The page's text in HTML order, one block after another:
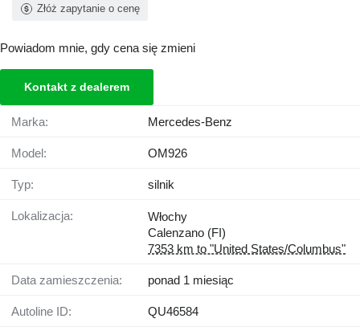
Złóż zapytanie o cenę
Powiadom mnie, gdy cena się zmieni
Kontakt z dealerem
Marka: Mercedes-Benz
Model: OM926
Typ: silnik
Lokalizacja:
Włochy
Calenzano (FI)
7353 km to "United States/Columbus"
Data zamieszczenia: ponad 1 miesiąc
Autoline ID: QU46584